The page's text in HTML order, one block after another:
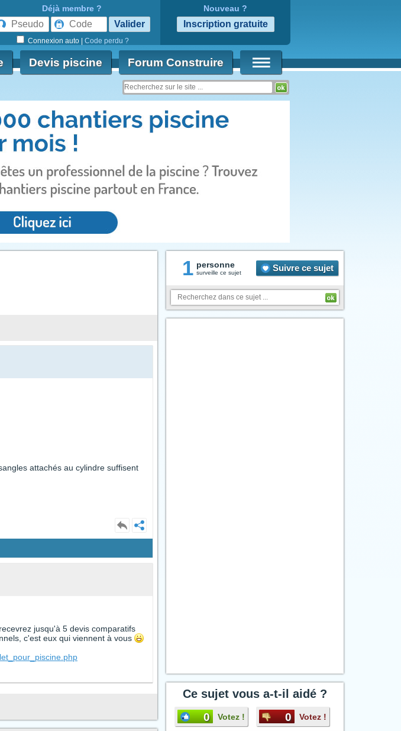
Déjà membre ?
Connexion auto Code perdu ?
Nouveau ?
Devis piscine Forum Construire
attachés au cylindre suffisent
jusqu'à 5 devis comparatifs
c'est eux qui viennent à vous
1 personne
surveille ce sujet Suivre ce sujet
Ce sujet vous a-t-il aidé ?
0 Votez ! 0 Votez !